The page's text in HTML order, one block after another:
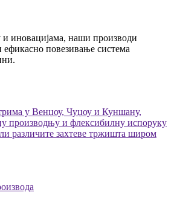
и иновацијама, наши производи
ефикасно повезивање система
у Венџоу, Чуџоу и Куншану,
производњу и флексибилну испоруку
различите захтеве тржишта широм